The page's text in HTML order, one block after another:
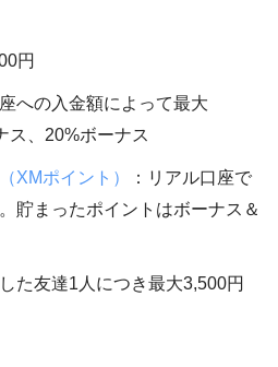
円
への入金額によって最大
ス、20%ボーナス
XMポイント）
：リアル口座で
貯まったポイントはボーナス＆
た友達1人につき最大3,500円